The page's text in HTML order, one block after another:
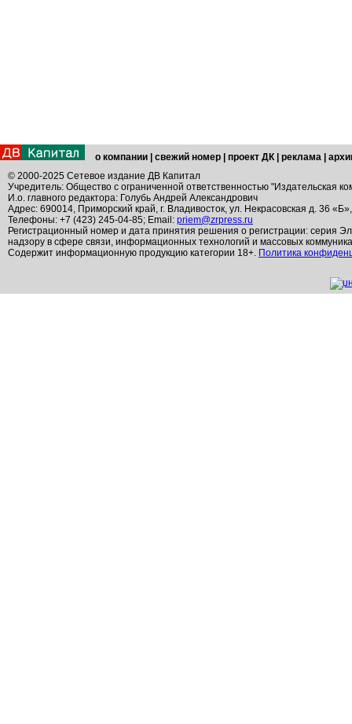
о компании свежий номер проект ДК реклама
© 2000-2025 Сетевое издание ДВ Капитал
Учредитель: Общество с ограниченной ответственностью "Издательская
И.о. главного редактора: Голубь Андрей Александрович
Адрес: 690014, Приморский край, г. Владивосток, ул. Некрасовская д. 36
Телефоны: +7 (423) 245-04-85; Email: priem@zrpress.ru
Регистрационный номер и дата принятия решения о регистрации: серия
надзору в сфере связи, информационных технологий и массовых
Содержит информационную продукцию категории 18+. Политика